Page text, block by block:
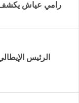
رامي عياش يكشف
الرئيس